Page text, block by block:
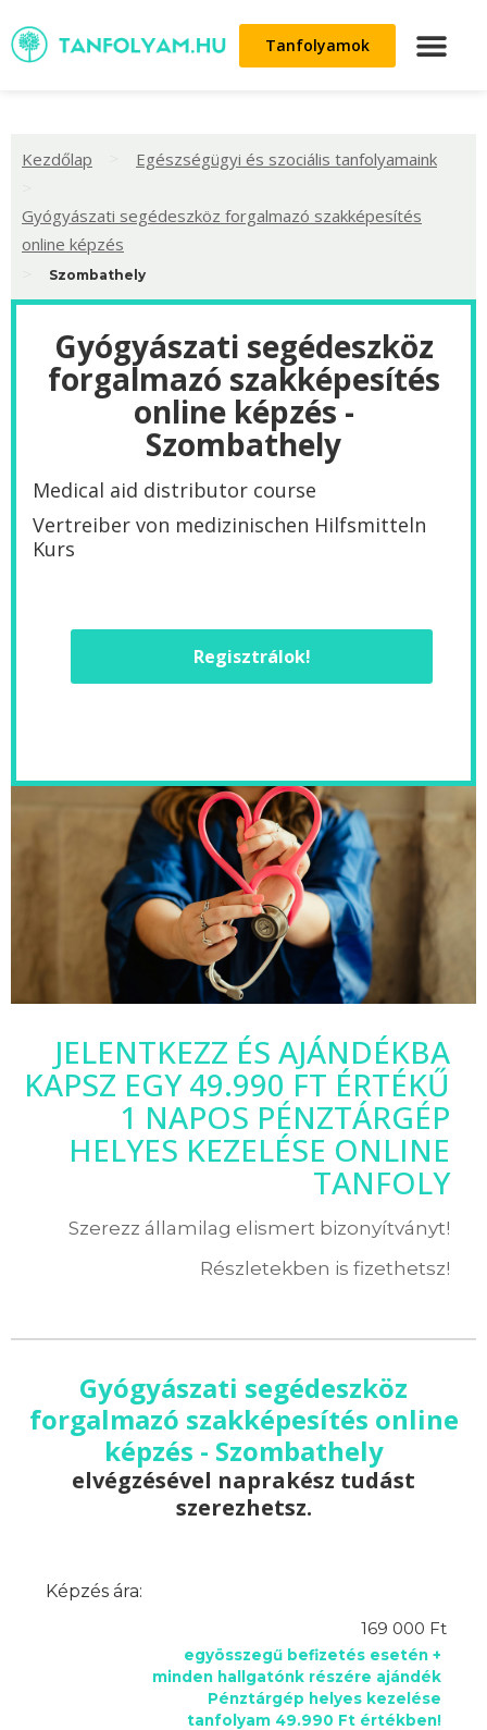
Tanfolyamok
Kezdőlap Egészségügyi és szociális tanfolyamaink
Gyógyászati segédeszköz forgalmazó szakképesítés
online képzés
Szombathely
Gyógyászati segédeszköz
forgalmazó szakképesítés
online képzés -
Szombathely
Medical aid distributor course
Vertreiber von medizinischen Hilfsmitteln
Kurs
Regisztrálok!
JELENTKEZZ ÉS AJÁNDÉKBA
KAPSZ EGY 49.990 FT ÉRTÉKŰ
1 NAPOS PÉNZTÁRGÉP
HELYES KEZELÉSE ONLINE
TANFOLY
Szerezz államilag elismert bizonyítványt!
Részletekben is fizethetsz!
Gyógyászati segédeszköz
forgalmazó szakképesítés online
képzés - Szombathely
elvégzésével naprakész tudást
szerezhetsz.
Képzés ára:
169 000 Ft
egyösszegű befizetés esetén +
minden hallgatónk részére ajándék
Pénztárgép helyes kezelése
tanfolyam 49.990 Ft értékben!